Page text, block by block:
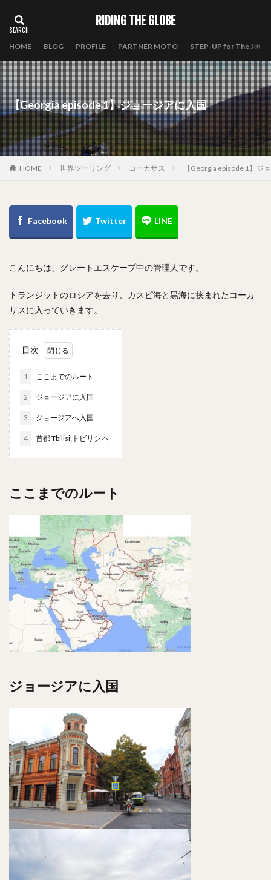
RIDING THE GLOBE
HOME BLOG PROFILE PARTNER MOTO STEP-UP for The
【Georgia episode 1】ジョージアに入国
HOME 世界ツーリング コーカサス 【Georgia episode 1】ジ
こんにちは、グレートエスケープ中の管理人です。
トランジットのロシアを去り、カスピ海と黒海に挟まれたコーカ
サスに入っていきます。
目次
1 ここまでのルート
2 ジョージアに入国
3 ジョージアへ入国
4 首都 Tbilisi;トビリシ へ
ここまでのルート
ジョージアに入国